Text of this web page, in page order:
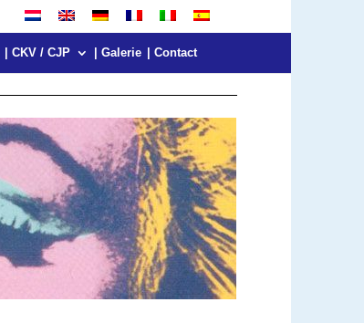
| CKV / CJP | Galerie | Contact